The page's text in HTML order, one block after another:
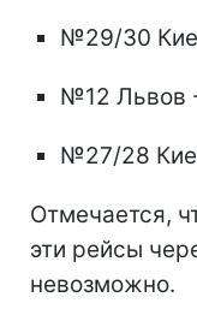
№29/30
№12 Львов
№27/28
Отмечается,
эти рейсы
невозможно.